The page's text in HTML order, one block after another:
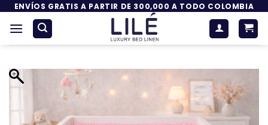
Saltar
contenido
ENVÍOS GRATIS A PARTIR DE 300,000 A TODO COLOMBIA